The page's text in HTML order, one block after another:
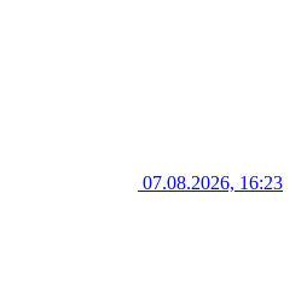
07.08.2026, 16:23